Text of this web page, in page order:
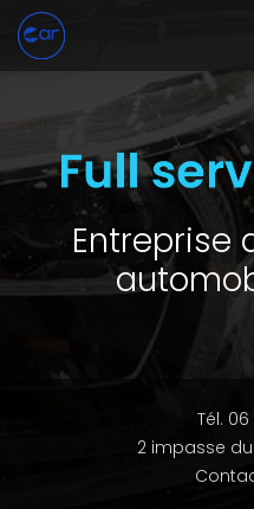
Aller
au
contenu
principal
Entreprise
Tél. 06
2 impasse du